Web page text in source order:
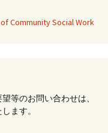
Community Social Work
等のお問い合わせは、
ます。